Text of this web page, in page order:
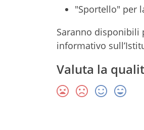
"Sportello" per
Saranno disponibili
informativo
Valuta la